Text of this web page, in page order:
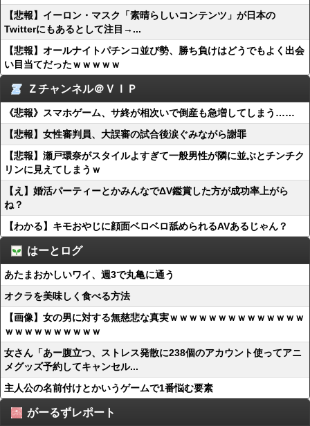
【悲報】イーロン・マスク「素晴らしいコンテンツ」が日本の
Twitterにもあるとして注目→...
【悲報】オールナイトパチンコ並び勢、勝ち負けはどうでもよく出会
い目当てだったｗｗｗｗｗ
Ｚチャンネル＠ＶＩＰ
《悲報》スマホゲーム、サ終が相次いで倒産も急増してしまう……
【悲報】女性審判員、大誤審の試合後涙ぐみながら謝罪
【悲報】瀬戸環奈がスタイルよすぎて一般男性が隣に並ぶとチンチク
リンに見えてしまうｗ
【え】婚活パーティーとかみんなでΔV鑑賞した方が成功率上がら
ね？
【わかる】キモおやじに顔面ベロベロ舐められるAVあるじゃん？
はーとログ
あたまおかしいワイ、週3で丸亀に通う
オクラを美味しく食べる方法
【画像】女の男に対する無慈悲な真実ｗｗｗｗｗｗｗｗｗｗｗｗｗｗ
ｗｗｗｗｗｗｗｗｗｗ
女さん「あー腹立つ、ストレス発散に238個のアカウント使ってアニ
メグッズ予約してキャンセル...
主人公の名前付けとかいうゲームで1番悩む要素
がーるずレポート